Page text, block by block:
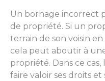
Un bornage incorrect
de propriété. Si un
terrain de son voisin
cela peut aboutir à
propriété. Dans ce
faire valoir ses droits et